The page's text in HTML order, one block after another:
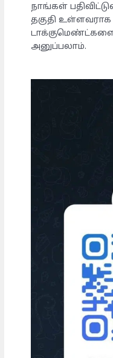
நாங்கள்
தகுதி
அனுப்பலாம்.